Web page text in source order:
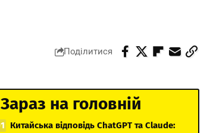
Поділитися
Зараз на головній
Китайська відповідь ChatGPT та Claude: